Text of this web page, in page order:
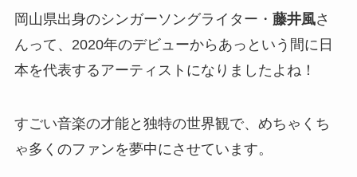
岡山県出身のシンガーソングライター・ 藤井風さ
んって、2020年のデビューからあっという間に日
本を代表するアーティストになりましたよね！
すごい音楽の才能と独特の世界観で、めちゃくち
ゃ多くのファンを夢中にさせています。